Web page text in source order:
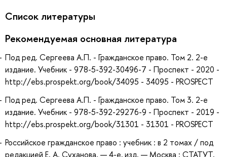
Список литературы
Рекомендуемая основная литература
Под ред. Сергеева А.П. - Гражданское право. Том 2. 2-е
издание. Учебник - 978-5-392-30496-7 - Проспект - 2020 -
http://ebs.prospekt.org/book/34095 - 34095 - PROSPECT
Под ред. Сергеева А.П. - Гражданское право. Том 3. 2-е
издание. Учебник - 978-5-392-29276-9 - Проспект - 2019 -
http://ebs.prospekt.org/book/31301 - 31301 - PROSPECT
Российское гражданское право : учебник : в 2 томах / под
редакцией Е. А. Суханова. — 4-е, изд. — Москва : СТАТУТ,